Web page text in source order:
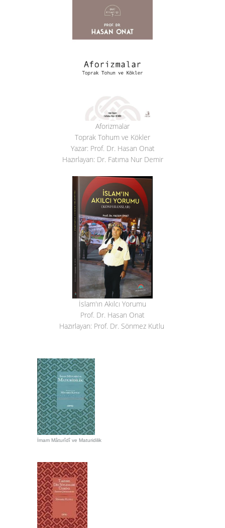
Aforizmalar
Toprak Tohum ve Kökler
Yazar: Prof. Dr. Hasan Onat
Hazırlayan: Dr. Fatıma Nur Demir
İslam'ın Akılcı Yorumu
Prof. Dr. Hasan Onat
Hazırlayan: Prof. Dr. Sönmez Kutlu
İmam Mâturîdî ve Maturidilik